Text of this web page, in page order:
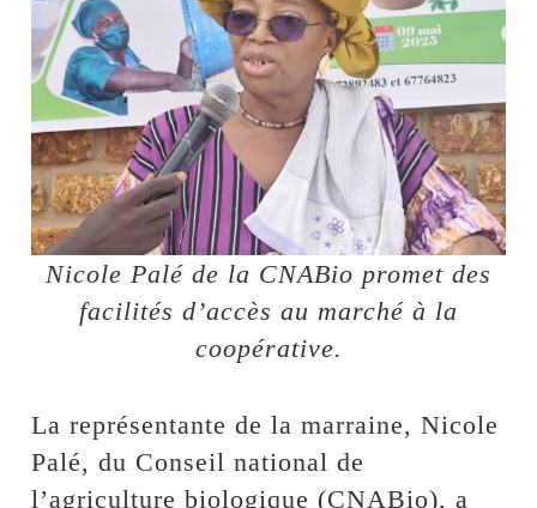
Nicole Palé de la CNABio promet des
facilités d’accès au marché à la
coopérative.
La représentante de la marraine, Nicole
Palé, du Conseil national de
l’agriculture biologique (CNABio), a